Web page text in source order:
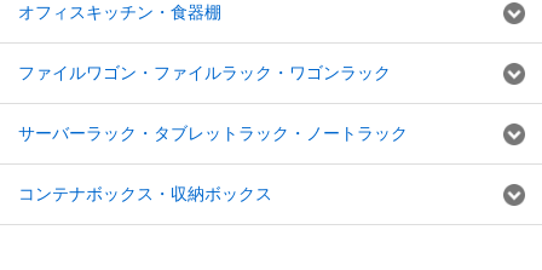
オフィスキッチン・食器棚
ファイルワゴン・ファイルラック・ワゴンラック
サーバーラック・タブレットラック・ノートラック
コンテナボックス・収納ボックス